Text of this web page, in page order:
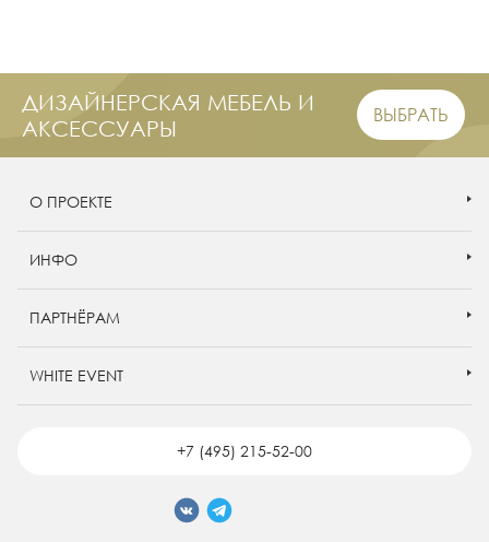
ДИЗАЙНЕРСКАЯ МЕБЕЛЬ И
АКСЕССУАРЫ
ВЫБРАТЬ
О ПРОЕКТЕ
ИНФО
ПАРТНЁРАМ
WHITE EVENT
+7 (495) 215-52-00